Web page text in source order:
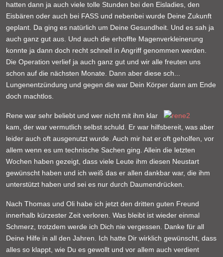
hatten dann ja auch viele tolle Stunden bei den Eisladies, den
Eisbären oder auch bei FASS und nebenbei wurde Deine Zukunft
geplant. Da ging es natürlich um Deine Gesundheit. Und es sah ja
auch ganz gut aus. Und auch die erhoffte Magenverkleinerung
konnte ja dann doch recht schnell in Angriff genommen werden.
Die Operation verlief ja auch ganz gut und wir alle freuten uns
schon auf die nächsten Monate. Dann aber diese sch...
Lungenentzündung und gegen die war Dein Körper dann am Ende
doch machtlos.
Rene war sehr beliebt und wer nicht mit ihm klar
kam, der war vermutlich selbst schuld. Er war hilfsbereit, was aber
leider auch oft ausgenutzt wurde. Auch mir hat er oft geholfen, vor
allem wenn es um technische Sachen ging. Allein die letzten
Wochen haben gezeigt, dass viele Leute ihm diesen Neustart
gewünscht haben und ich weiß das er allen dankbar war, die ihm
unterstützt haben und sei es nur durch Daumendrücken.
Nach Thomas und Oli habe ich jetzt den dritten guten Freund
innerhalb kürzester Zeit verloren. Was bleibt ist wieder einmal
Schmerz, trotzdem werde ich Dich nie vergessen. Danke für all
Deine Hilfe in all den Jahren. Ich hatte Dir wirklich gewünscht, dass
alles so klappt, wie Du es gewollt und vor allem auch verdient